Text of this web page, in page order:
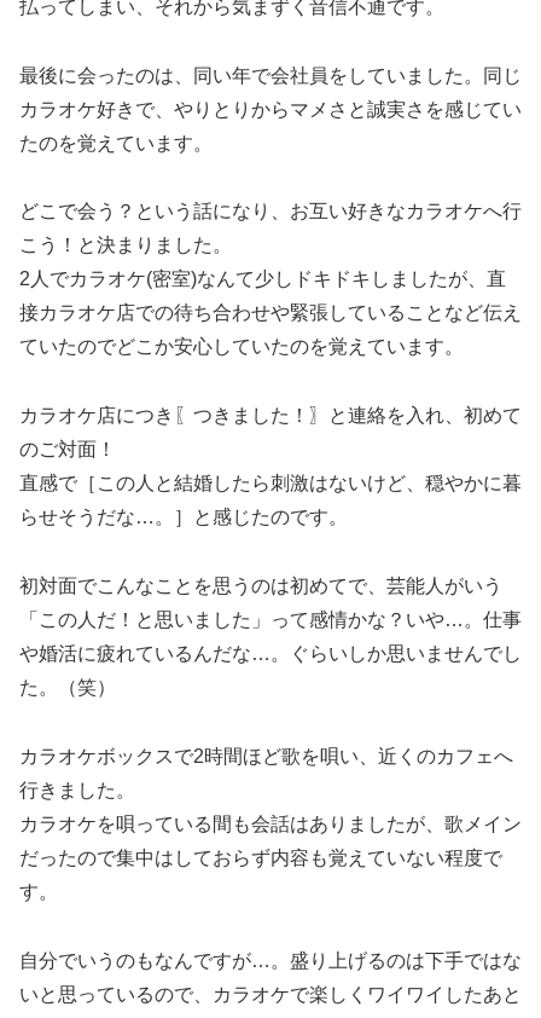
払ってしまい、それから気まずく音信不通です。
最後に会ったのは、同い年で会社員をしていました。同じ
カラオケ好きで、やりとりからマメさと誠実さを感じてい
たのを覚えています。
どこで会う？という話になり、お互い好きなカラオケへ行
こう！と決まりました。
2人でカラオケ(密室)なんて少しドキドキしましたが、直
接カラオケ店での待ち合わせや緊張していることなど伝え
ていたのでどこか安心していたのを覚えています。
カラオケ店につき〖つきました！〗と連絡を入れ、初めて
のご対面！
直感で［この人と結婚したら刺激はないけど、穏やかに暮
らせそうだな…。］と感じたのです。
初対面でこんなことを思うのは初めてで、芸能人がいう
「この人だ！と思いました」って感情かな？いや…。仕事
や婚活に疲れているんだな…。ぐらいしか思いませんでし
た。（笑）
カラオケボックスで2時間ほど歌を唄い、近くのカフェへ
行きました。
カラオケを唄っている間も会話はありましたが、歌メイン
だったので集中はしておらず内容も覚えていない程度で
す。
自分でいうのもなんですが…。盛り上げるのは下手ではな
いと思っているので、カラオケで楽しくワイワイしたあと